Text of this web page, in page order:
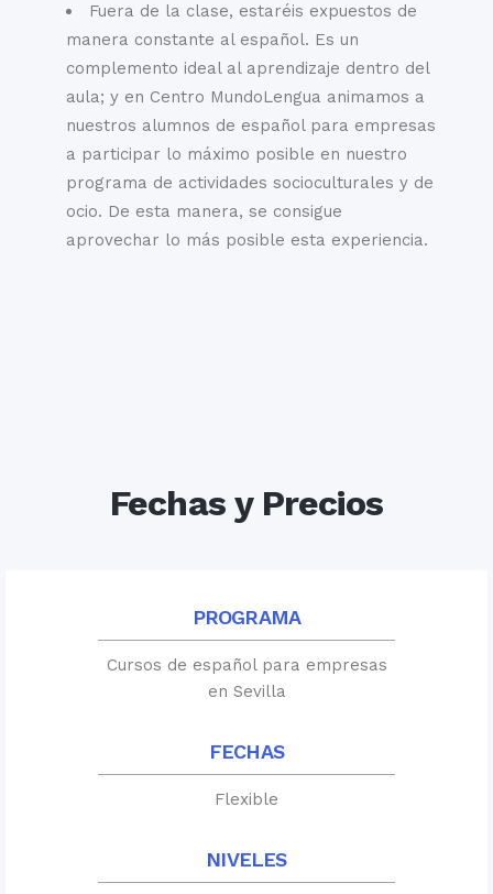
Fuera de la clase, estaréis expuestos de
manera constante al español. Es un
complemento ideal al aprendizaje dentro del
aula; y en Centro MundoLengua animamos a
nuestros alumnos de español para empresas
a participar lo máximo posible en nuestro
programa de actividades socioculturales y de
ocio. De esta manera, se consigue
aprovechar lo más posible esta experiencia.
Fechas y Precios
PROGRAMA
Cursos de español para empresas
en Sevilla
FECHAS
Flexible
NIVELES